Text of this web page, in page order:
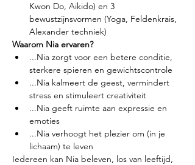
Kwon Do, Aikido) en 3
bewustzijnsvormen (Yoga, Feldenkrais,
Alexander techniek)
Waarom Nia ervaren?
...Nia zorgt voor een betere conditie,
sterkere spieren en gewichtscontrole
...Nia kalmeert de geest, vermindert
stress en stimuleert creativiteit
...Nia geeft ruimte aan expressie en
emoties
...Nia verhoogt het plezier om (in je
lichaam) te leven
Iedereen kan Nia beleven, los van leeftijd,